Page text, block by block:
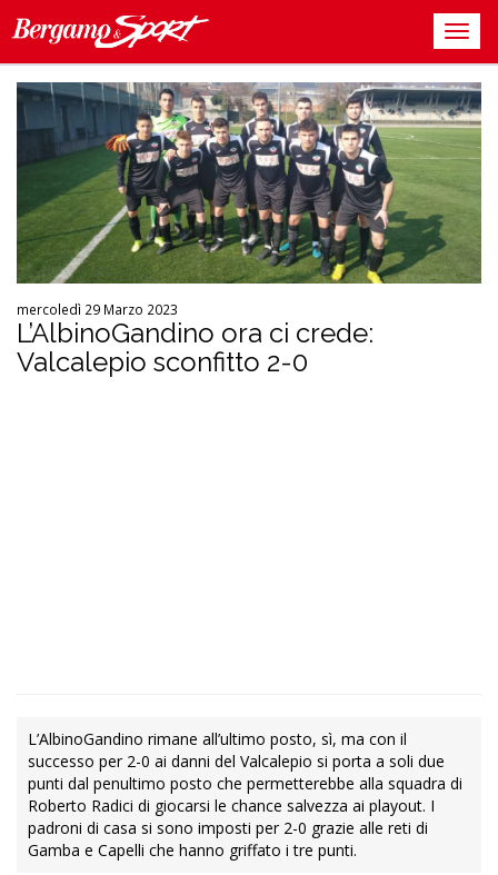
mercoledì 29 Marzo 2023
L’AlbinoGandino ora ci crede:
Valcalepio sconfitto 2-0
L’AlbinoGandino rimane all’ultimo posto, sì, ma con il
successo per 2-0 ai danni del Valcalepio si porta a soli due
punti dal penultimo posto che permetterebbe alla squadra di
Roberto Radici di giocarsi le chance salvezza ai playout. I
padroni di casa si sono imposti per 2-0 grazie alle reti di
Gamba e Capelli che hanno griffato i tre punti.